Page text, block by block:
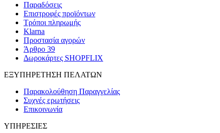
Παραδόσεις
Επιστροφές προϊόντων
Τρόποι πληρωμής
Klarna
Προστασία αγορών
Άρθρο 39
Δωροκάρτες SHOPFLIX
ΕΞΥΠΗΡΕΤΗΣΗ ΠΕΛΑΤΩΝ
Παρακολούθηση Παραγγελίας
Συχνές ερωτήσεις
Επικοινωνία
ΥΠΗΡΕΣΙΕΣ